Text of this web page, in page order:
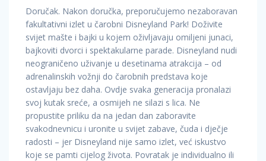
Doručak. Nakon doručka, preporučujemo nezaboravan
fakultativni izlet u čarobni Disneyland Park! Doživite
svijet mašte i bajki u kojem oživljavaju omiljeni junaci,
bajkoviti dvorci i spektakularne parade. Disneyland nudi
neograničeno uživanje u desetinama atrakcija – od
adrenalinskih vožnji do čarobnih predstava koje
ostavljaju bez daha. Ovdje svaka generacija pronalazi
svoj kutak sreće, a osmijeh ne silazi s lica. Ne
propustite priliku da na jedan dan zaboravite
svakodnevnicu i uronite u svijet zabave, čuda i dječje
radosti – jer Disneyland nije samo izlet, već iskustvo
koje se pamti cijelog života. Povratak je individualno ili